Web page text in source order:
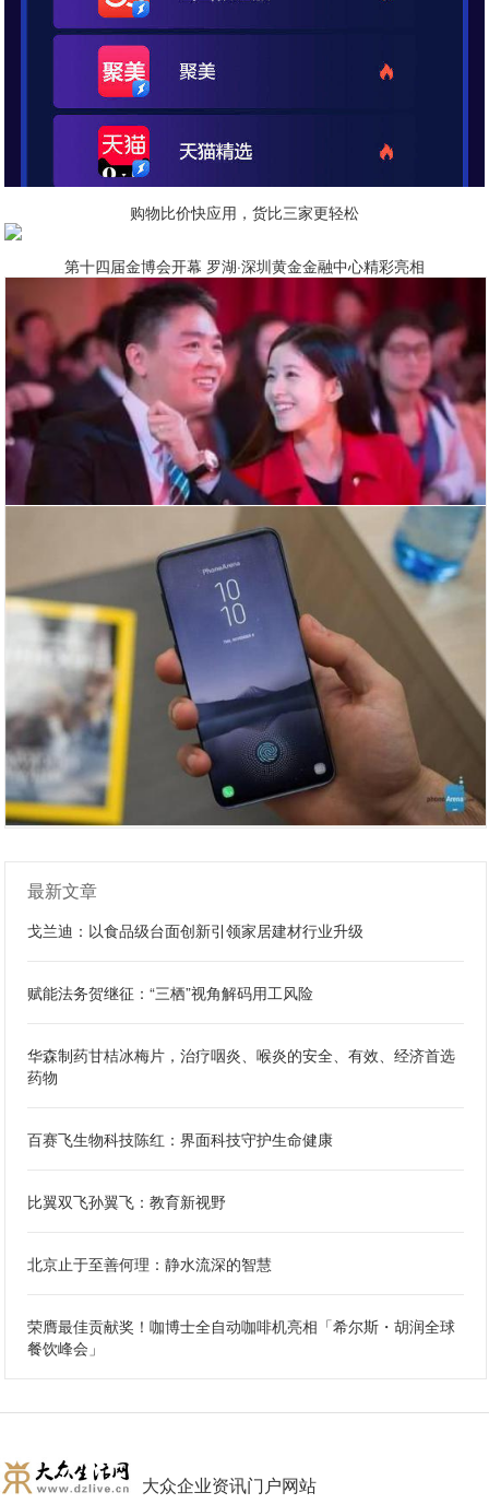
购物比价快应用，货比三家更轻松
第十四届金博会开幕 罗湖·深圳黄金金融中心精彩亮相
最新文章
戈兰迪：以食品级台面创新引领家居建材行业升级
赋能法务贺继征：“三栖”视角解码用工风险
华森制药甘桔冰梅片，治疗咽炎、喉炎的安全、有效、经济首选
药物
百赛飞生物科技陈红：界面科技守护生命健康
比翼双飞孙翼飞：教育新视野
北京止于至善何理：静水流深的智慧
荣膺最佳贡献奖！咖博士全自动咖啡机亮相「希尔斯・胡润全球
餐饮峰会」
大众企业资讯门户网站